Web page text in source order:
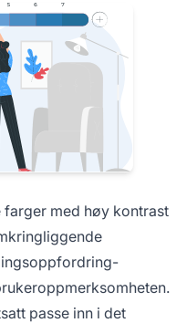
farger med høy kontrast
passe inn i det